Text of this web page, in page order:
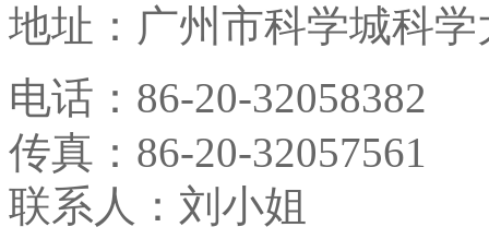
地址： 广州市科学城科
电话： 86-20-32058382
传真： 86-20-32057561
联系人：刘小姐